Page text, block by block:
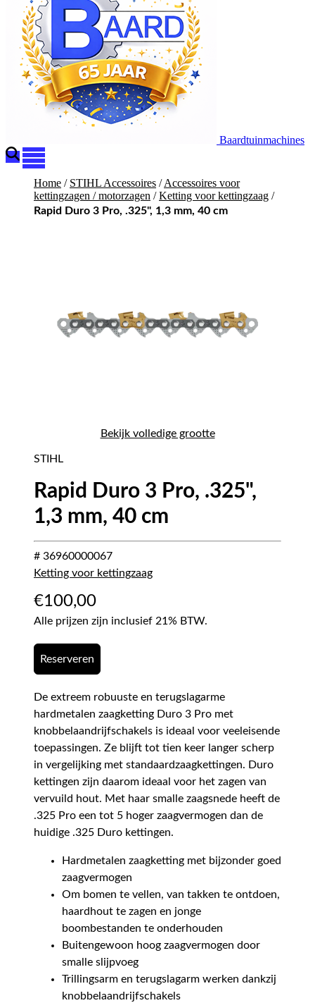
Baardtuinmachines
Home / STIHL Accessoires /Accessoires voor
kettingzagen / motorzagen /Ketting voor kettingzaag /
Rapid Duro 3 Pro, .325", 1,3 mm, 40 cm
Bekijk volledige grootte
STIHL
Rapid Duro 3 Pro, .325",
1,3 mm, 40 cm
# 36960000067
Ketting voor kettingzaag
€100,00
Alle prijzen zijn inclusief 21% BTW.
Reserveren
De extreem robuuste en terugslagarme
hardmetalen zaagketting Duro 3 Pro met
knobbelaandrijfschakels is ideaal voor veeleisende
toepassingen. Ze blijft tot tien keer langer scherp
in vergelijking met standaardzaagkettingen. Duro
kettingen zijn daarom ideaal voor het zagen van
vervuild hout. Met haar smalle zaagsnede heeft de
.325 Pro een tot 5 hoger zaagvermogen dan de
huidige .325 Duro kettingen.
Hardmetalen zaagketting met bijzonder goed
zaagvermogen
Om bomen te vellen, van takken te ontdoen,
haardhout te zagen en jonge
boombestanden te onderhouden
Buitengewoon hoog zaagvermogen door
smalle slijpvoeg
Trillingsarm en terugslagarm werken dankzij
knobbelaandrijfschakels